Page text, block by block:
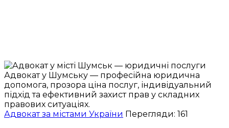
Адвокат у Шумську — професійна юридична
допомога, прозора ціна послуг, індивідуальний
підхід та ефективний захист прав у складних
правових ситуаціях.
Адвокат за містами України Перегляди: 161